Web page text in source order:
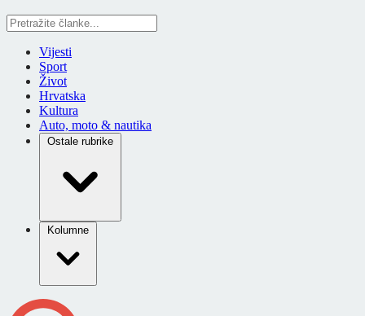
Vijesti
Sport
Život
Hrvatska
Kultura
Auto, moto & nautika
Ostale rubrike
Kolumne